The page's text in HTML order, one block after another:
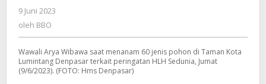
Kota
Lumintang
dalam
Rangka
9 Juni 2023
oleh BBO
Wawali Arya Wibawa saat menanam 60 jenis pohon di Taman Kota
Lumintang Denpasar terkait peringatan HLH Sedunia, Jumat
(9/6/2023). (FOTO: Hms Denpasar)